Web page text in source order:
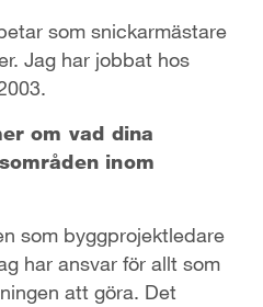
som snickarmästare
Jag har jobbat hos
om vad dina
inom
som byggprojektledare
har ansvar för allt som
att göra. Det